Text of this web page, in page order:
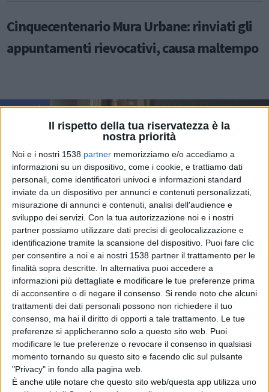
Il rispetto della tua riservatezza è la
nostra priorità
Noi e i nostri 1538 partner memorizziamo e/o accediamo a
informazioni su un dispositivo, come i cookie, e trattiamo dati
personali, come identificatori univoci e informazioni standard
inviate da un dispositivo per annunci e contenuti personalizzati,
misurazione di annunci e contenuti, analisi dell'audience e
sviluppo dei servizi. Con la tua autorizzazione noi e i nostri
partner possiamo utilizzare dati precisi di geolocalizzazione e
identificazione tramite la scansione del dispositivo. Puoi fare clic
per consentire a noi e ai nostri 1538 partner il trattamento per le
finalità sopra descritte. In alternativa puoi accedere a
informazioni più dettagliate e modificare le tue preferenze prima
di acconsentire o di negare il consenso. Si rende noto che alcuni
trattamenti dei dati personali possono non richiedere il tuo
consenso, ma hai il diritto di opporti a tale trattamento. Le tue
preferenze si applicheranno solo a questo sito web. Puoi
modificare le tue preferenze o revocare il consenso in qualsiasi
momento tornando su questo sito e facendo clic sul pulsante
"Privacy" in fondo alla pagina web.
È anche utile notare che questo sito web/questa app utilizza uno
Cinquecentenario Mura Urbane: rinviati gli
appuntamenti rievocativi, causa maltempo
ATTUALITÀ
Nasce l’osservatorio sulle biomasse